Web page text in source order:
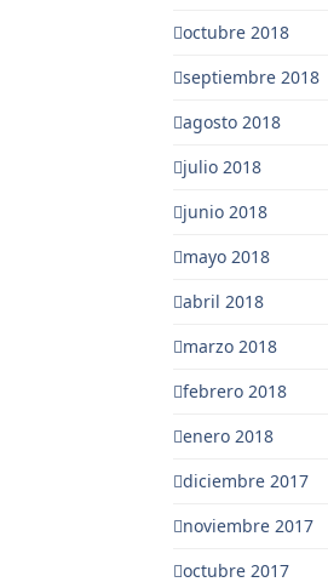
octubre 2018
septiembre 2018
agosto 2018
julio 2018
junio 2018
mayo 2018
abril 2018
marzo 2018
febrero 2018
enero 2018
diciembre 2017
noviembre 2017
octubre 2017